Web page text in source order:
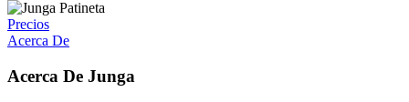
Precios
Acerca De
Acerca De Junga